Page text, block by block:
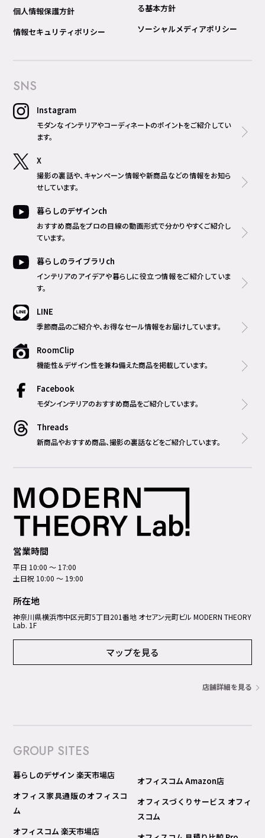
個人情報保護方針
情報セキュリティポリシー
る基本方針
ソーシャルメディアポリシー
SNS
Instagram
モダンなインテリアやコーディネートのポイントをご紹介してい
ます。
X
撮影の裏話や、キャンペーン情報や新商品などの情報をお知ら
せしています。
暮らしのデザインch
おすすめ商品をプロの目線の動画形式で分かりやすくご紹介し
ています。
暮らしのライブラリch
インテリアのアイデアや暮らしに役立つ情報をご紹介していま
す。
LINE
季節商品のご紹介や、お得なセール情報をお届けしています。
RoomClip
機能性＆デザイン性を兼ね備えた商品を掲載しています。
Facebook
モダンインテリアのおすすめ商品をご紹介しています。
Threads
新商品やおすすめ商品、撮影の裏話などをご紹介しています。
営業時間
平日 10:00 ～ 17:00
土日祝 10:00 ～ 19:00
所在地
神奈川県横浜市中区元町5丁⽬201番地 オセアン元町ビル MODERN THEORY
Lab. 1F
マップを見る
店舗詳細を見る
GROUP SITES
暮らしのデザイン 楽天市場店
オフィス家具通販のオフィスコ
ム
オフィスコム 楽天市場店
オフィスコム Amazon店
オフィスづくりサービス オフィ
スコム